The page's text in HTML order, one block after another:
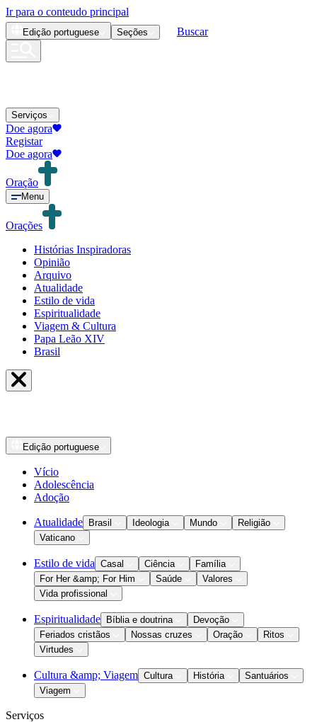
Ir para o conteudo principal
Edição portuguese Seções Buscar
Serviços
Doe agora
Registar
Doe agora
Oração
Menu
Orações
Histórias Inspiradoras
Opinião
Arquivo
Atualidade
Estilo de vida
Espiritualidade
Viagem & Cultura
Papa Leão XIV
Brasil
Edição portuguese
Vício
Adolescência
Adoção
Atualidade Brasil Ideologia Mundo
Religião
Vaticano
Estilo de vida Casal Ciência
Família
For Her &amp; For Him
Saúde
Valores
Vida profissional
Espiritualidade Bíblia e doutrina
Devoção
Feriados cristãos
Nossas cruzes Oração
Ritos
Virtudes
Cultura &amp; Viagem Cultura História
Santuários
Viagem
Serviços